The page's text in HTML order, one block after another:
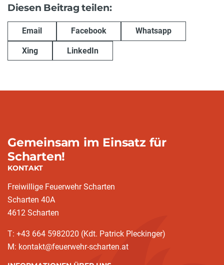
Diesen Beitrag teilen:
Email Facebook Whatsapp
Xing LinkedIn
Gemeinsam im Einsatz für
Scharten!
KONTAKT
Freiwillige Feuerwehr Scharten
Scharten 40A
4612 Scharten
T: +43 664 5982020 (Kdt. Patrick Pleckinger)
M: kontakt@feuerwehr-scharten.at